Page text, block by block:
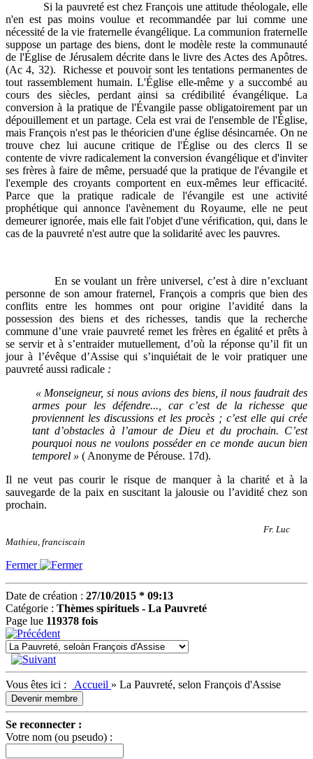
Si la pauvreté est chez François une attitude théologale, elle
n'en est pas moins voulue et recommandée par lui comme une
nécessité de la vie fraternelle évangélique. La communion fraternelle
suppose un partage des biens, dont le modèle reste la communauté
de l'Église de Jérusalem décrite dans le livre des Actes des Apôtres.
(Ac 4, 32). Richesse et pouvoir sont les tentations permanentes de
tout rassemblement humain. L'Église elle-même y a succombé au
cours des siècles, perdant ainsi sa crédibilité évangélique. La
conversion à la pratique de l'Évangile passe obligatoirement par un
dépouillement et un partage. Cela est vrai de l'ensemble de l'Église,
mais François n'est pas le théoricien d'une église désincarnée. On ne
trouve chez lui aucune critique de l'Église ou des clercs Il se
contente de vivre radicalement la conversion évangélique et d'inviter
ses frères à faire de même, persuadé que la pratique de l'évangile et
l'exemple des croyants comportent en eux-mêmes leur efficacité.
Parce que la pratique radicale de l'évangile est une activité
prophétique qui annonce l'avènement du Royaume, elle ne peut
demeurer ignorée, mais elle fait l'objet d'une vérification, qui, dans le
cas de la pauvreté n'est autre que la solidarité avec les pauvres.
En se voulant un frère universel, c’est à dire n’excluant
personne de son amour fraternel, François a compris que bien des
conflits entre les hommes ont pour origine l’avidité dans la
possession des biens et des richesses, tandis que la recherche
commune d’une vraie pauvreté remet les frères en égalité et prêts à
se servir et à s’entraider mutuellement, d’où la réponse qu’il fit un
jour à l’évêque d’Assise qui s’inquiétait de le voir pratiquer une
pauvreté aussi radicale :
« Monseigneur, si nous avions des biens, il nous faudrait des
armes pour les défendre..., car c’est de la richesse que
proviennent les discussions et les procès ; c’est elle qui crée
tant d’obstacles à l’amour de Dieu et du prochain. C’est
pourquoi nous ne voulons posséder en ce monde aucun bien
temporel » ( Anonyme de Pérouse. 17d).
Il ne veut pas courir le risque de manquer à la charité et à la
sauvegarde de la paix en suscitant la jalousie ou l’avidité chez son
prochain.
Fr. Luc
Mathieu, franciscain
Fermer
Date de création : 27/10/2015 * 09:13
Catégorie : Thèmes spirituels - La Pauvreté
Page lue 119378 fois
Vous êtes ici : Accueil » La Pauvreté, selon François d'Assise
Devenir membre
Se reconnecter :
Votre nom (ou pseudo) :